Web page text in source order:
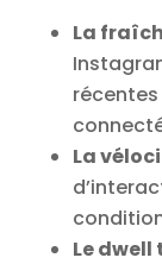
La
La
Le dwell